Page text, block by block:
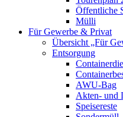
Öffentliche
Mülli
Für Gewerbe & Privat
Übersicht „Für
Entsorgung
AWU-Bag
Akten- und
Speisereste